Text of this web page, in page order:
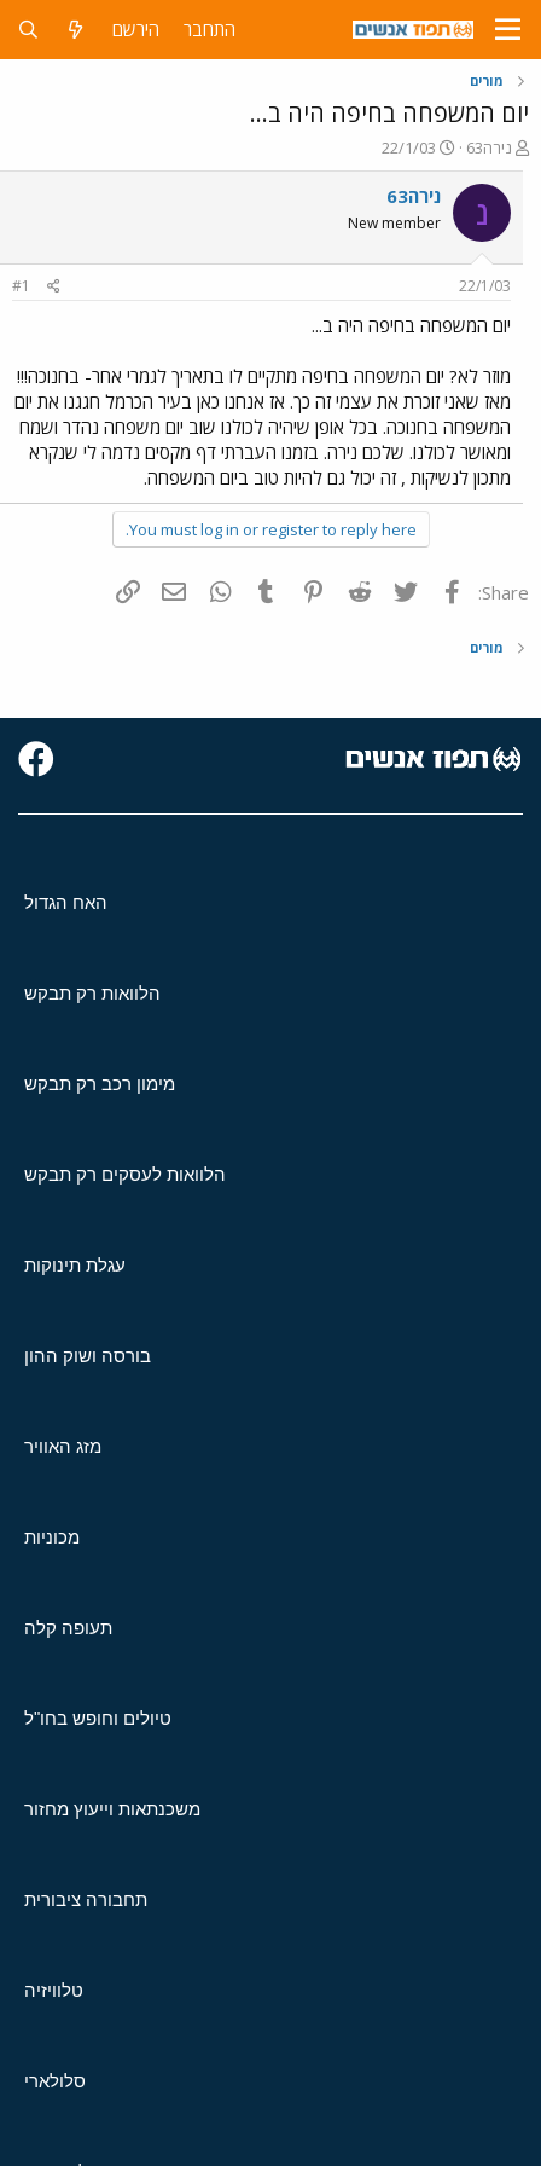
התחבר הירשם
מורים
יום המשפחה בחיפה היה ב...
פ
ו
ת
ח
ה
ש
א
נירה63
פ
ו
ר
ם
ר
22/1/03
נ נירה63
New member
22/1/03
#1
יום המשפחה בחיפה היה ב...
מוזר לא? יום המשפחה בחיפה מתקיים לו בתאריך לגמרי אחר- בחנוכה!!!
מאז שאני זוכרת את עצמי זה כך. אז אנחנו כאן בעיר הכרמל חגגנו את יום
המשפחה בחנוכה. בכל אופן שיהיה לכולנו שוב יום משפחה נהדר ושמח
ומאושר לכולנו. שלכם נירה. בזמנו העברתי דף מקסים נדמה לי שנקרא
מתכון לנשיקות , זה יכול גם להיות טוב ביום המשפחה.
You must log in or register to reply here.
Share: פייסבוק Twitter
Reddit
Pinterest
Tumblr
WhatsAppדואר אלקטרוני
מורים
האח הגדול
הלוואות רק תבקש
מימון רכב רק תבקש
הלוואות לעסקים רק תבקש
עגלת תינוקות
בורסה ושוק ההון
מזג האוויר
מכוניות
תעופה קלה
טיולים וחופש בחו"ל
משכנתאות וייעוץ מחזור
תחבורה ציבורית
טלוויזיה
סלולארי